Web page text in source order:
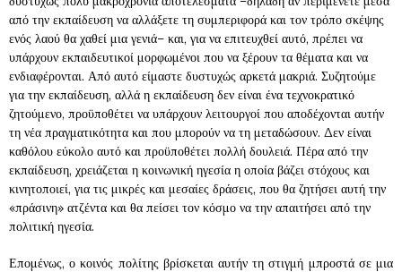
από την εκπαίδευση να αλλάξετε τη συμπεριφορά και τον τρόπο σκέψης
ενός λαού θα χαθεί μια γενιά– και, για να επιτευχθεί αυτό, πρέπει να
υπάρχουν εκπαιδευτικοί μορφωμένοι που να ξέρουν τα θέματα και να
ενδιαφέρονται. Από αυτό είμαστε δυστυχώς αρκετά μακριά. Συζητούμε
για την εκπαίδευση, αλλά η εκπαίδευση δεν είναι ένα τεχνοκρατικό
ζητούμενο, προϋποθέτει να υπάρχουν λειτουργοί που αποδέχονται αυτήν
τη νέα πραγματικότητα και που μπορούν να τη μεταδώσουν. Δεν είναι
καθόλου εύκολο αυτό και προϋποθέτει πολλή δουλειά. Πέρα από την
εκπαίδευση, χρειάζεται η κοινωνική ηγεσία η οποία βάζει στόχους και
κινητοποιεί, για τις μικρές και μεσαίες δράσεις, που θα ζητήσει αυτή την
«πράσινη» ατζέντα και θα πείσει τον κόσμο να την απαιτήσει από την
πολιτική ηγεσία.
Επομένως, ο κοινός πολίτης βρίσκεται αυτήν τη στιγμή μπροστά σε μια